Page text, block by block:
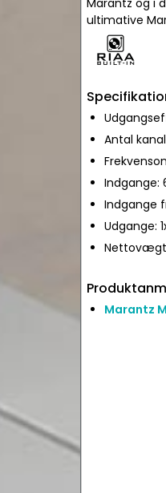
Marantz og i
ultimative
Antal
Indgange:
Indgange
Udgange:
Nettovægt:
Marantz